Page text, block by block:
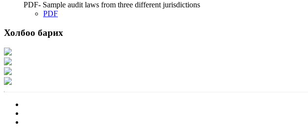
PDF- Sample audit laws from three different jurisdictions
PDF
Холбоо барих